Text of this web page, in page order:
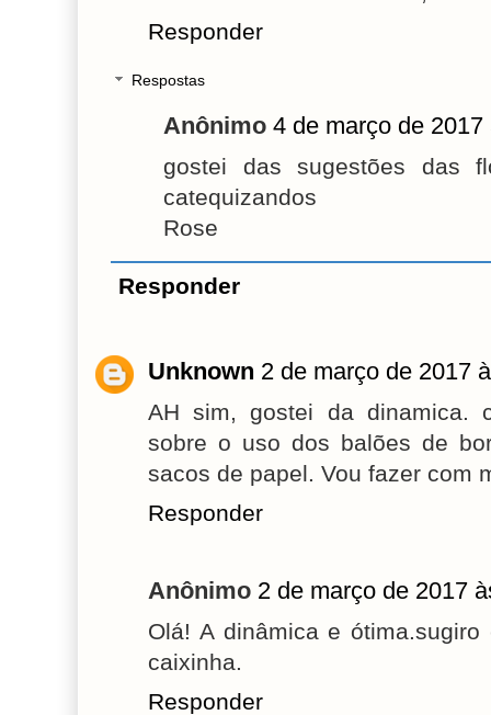
Responder
Respostas
Anônimo 4 de março de 2017
gostei das sugestões das
catequizandos
Rose
Responder
Unknown 2 de março de 2017
AH sim, gostei da dinamica.
sobre o uso dos balões de
sacos de papel. Vou fazer com
Responder
Anônimo 2 de março de 2017
Olá! A dinâmica e
caixinha.
Responder